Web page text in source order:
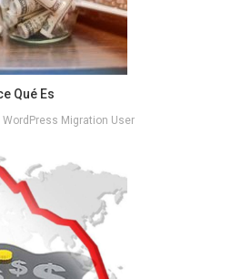
Qué Es
WordPress Migration User